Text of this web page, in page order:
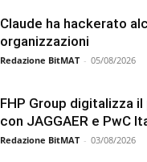
Claude ha hackerato
organizzazioni
Redazione BitMAT - 05/08/2026
FHP Group digitalizza
con JAGGAER e PwC
Redazione BitMAT - 03/08/2026